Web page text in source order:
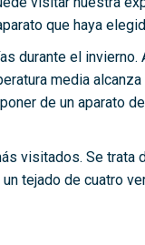
que haya
durante el
media
de un aparato de
visitados. Se trata
tejado de cuatro